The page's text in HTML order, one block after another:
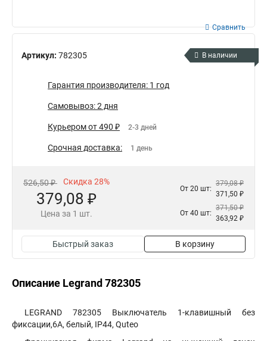
Артикул: 782305
Сравнить
В наличии
Гарантия производителя: 1 год
Самовывоз: 2 дня
Курьером от 490 ₽ 2-3 дней
Срочная доставка: 1 день
526,50 ₽ Скидка 28%
379,08 ₽
Цена за 1 шт.
От 20 шт:
379,08 ₽
371,50 ₽
От 40 шт:
371,50 ₽
363,92 ₽
Быстрый заказ В корзину
Описание Legrand 782305
LEGRAND 782305 Выключатель 1-клавишный без
фиксации,6А, белый, IP44, Quteo